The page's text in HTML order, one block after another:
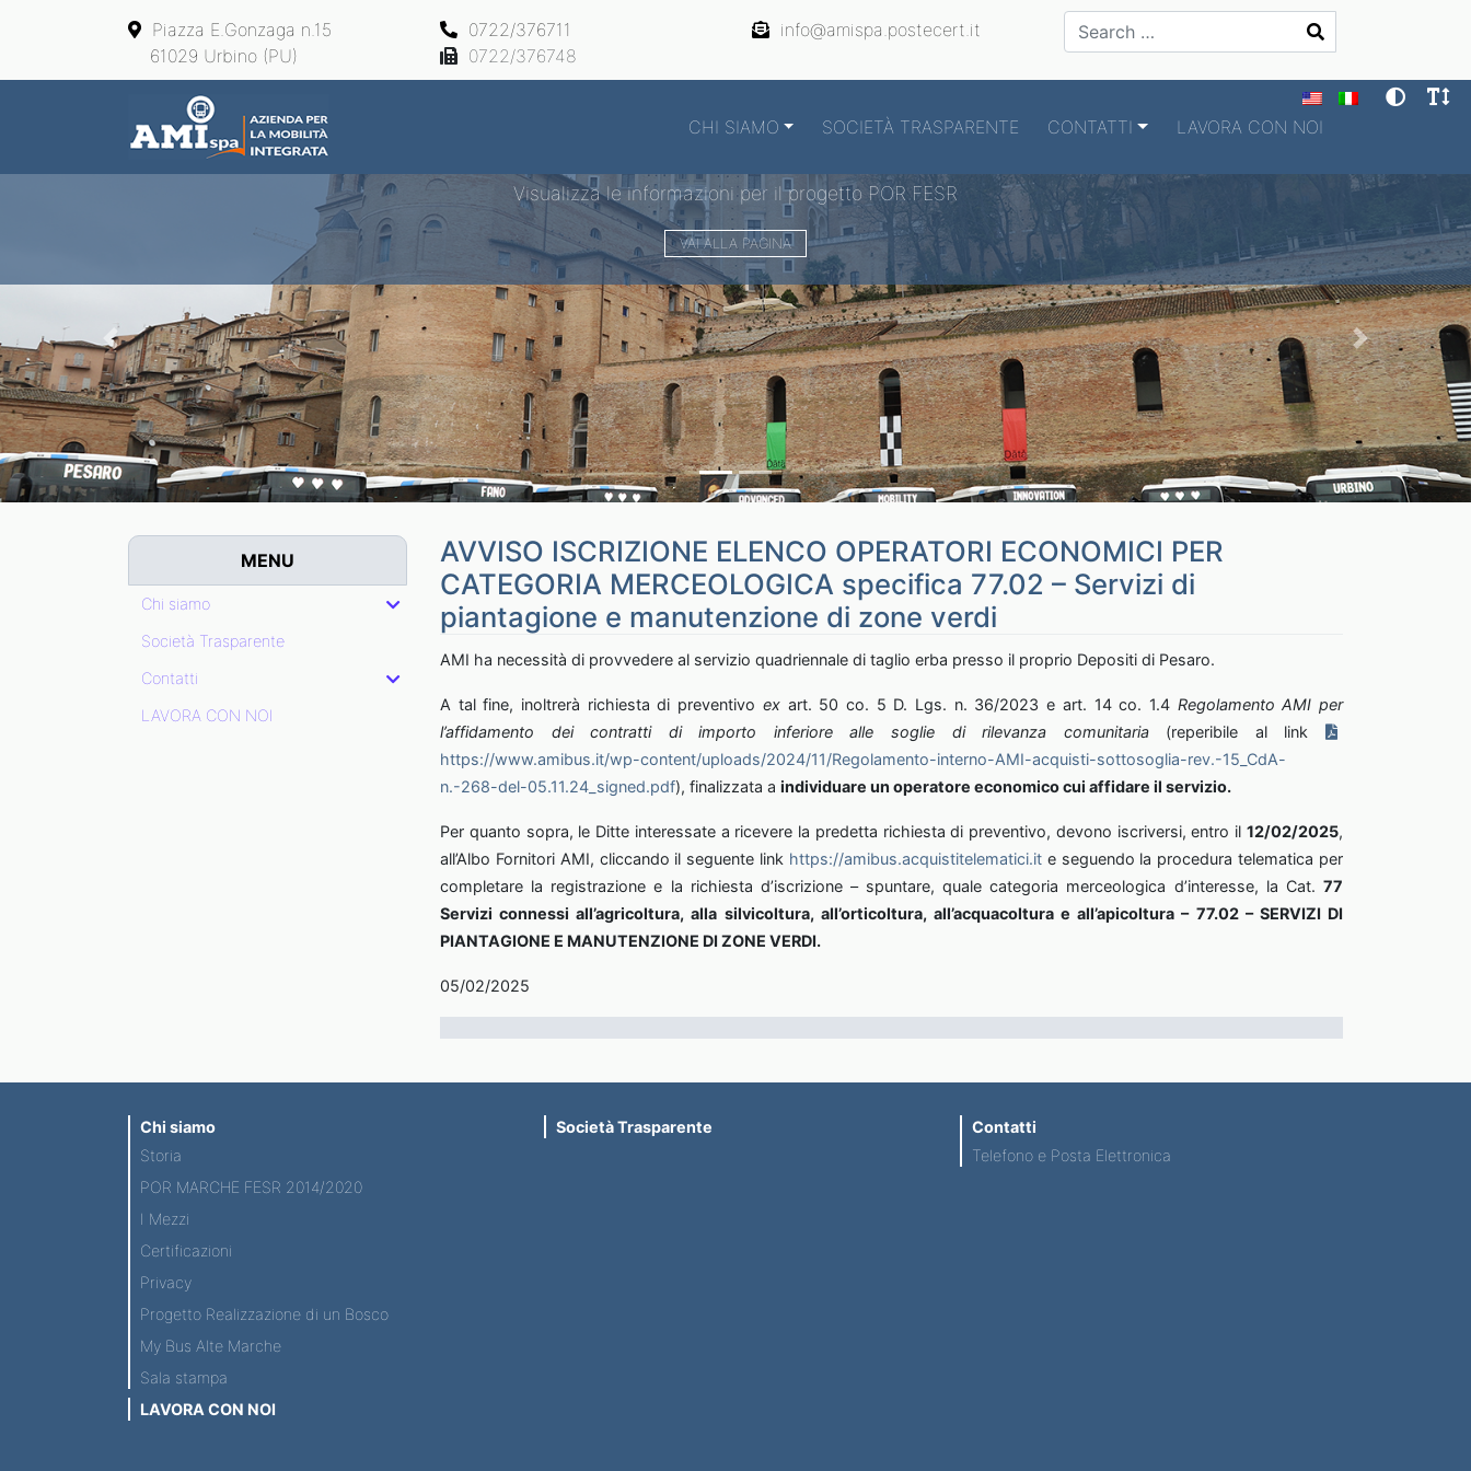
Piazza E.Gonzaga n.15
61029 Urbino (PU)
0722/376711
0722/376748
info@amispa.postecert.it Search
Main Navigation CHI SIAMO SOCIETÀ TRASPARENTE CONTATTI LAVORA CON NOI
Visualizza le informazioni per il progetto POR FESR
VAI ALLA PAGINA
Previous Next
MENU
Chi siamo
Società Trasparente
Contatti
LAVORA CON NOI
AVVISO ISCRIZIONE ELENCO OPERATORI ECONOMICI PER
CATEGORIA MERCEOLOGICA specifica 77.02 – Servizi di
piantagione e manutenzione di zone verdi
AMI ha necessità di provvedere al servizio quadriennale di taglio erba presso il proprio Depositi di Pesaro.
A tal fine, inoltrerà richiesta di preventivo exart. 50 co. 5 D. Lgs. n. 36/2023 e art. 14 co. 1.4 Regolamento AMI per
l’affidamento dei contratti di importo inferiore alle soglie di rilevanza comunitaria (reperibile al link
https://www.amibus.it/wp-content/uploads/2024/11/Regolamento-interno-AMI-acquisti-sottosoglia-rev.-15_CdA-
n.-268-del-05.11.24_signed.pdf), finalizzata a individuare un operatore economico cui affidare il servizio.
Per quanto sopra, le Ditte interessate a ricevere la predetta richiesta di preventivo, devono iscriversi, entro il 12/02/2025,
all’Albo Fornitori AMI, cliccando il seguente link https://amibus.acquistitelematici.ite seguendo la procedura telematica per
completare la registrazione e la richiesta d’iscrizione – spuntare, quale categoria merceologica d’interesse, la Cat. 77
Servizi connessi all’agricoltura, alla silvicoltura, all’orticoltura, all’acquacoltura e all’apicoltura – 77.02 – SERVIZI DI
PIANTAGIONE E MANUTENZIONE DI ZONE VERDI.
05/02/2025
Chi siamo
Storia
POR MARCHE FESR 2014/2020
I Mezzi
Certificazioni
Privacy
Progetto Realizzazione di un Bosco
My Bus Alte Marche
Sala stampa
Società Trasparente
Contatti
Telefono e Posta Elettronica
LAVORA CON NOI